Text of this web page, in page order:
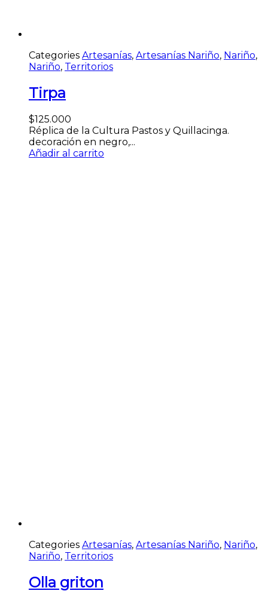
Categories Artesanías, Artesanías Nariño, Nariño,
Nariño, Territorios
Tirpa
$125.000
Réplica de la Cultura Pastos y Quillacinga.
decoración en negro,...
Añadir al carrito
Categories Artesanías, Artesanías Nariño, Nariño,
Nariño, Territorios
Olla griton